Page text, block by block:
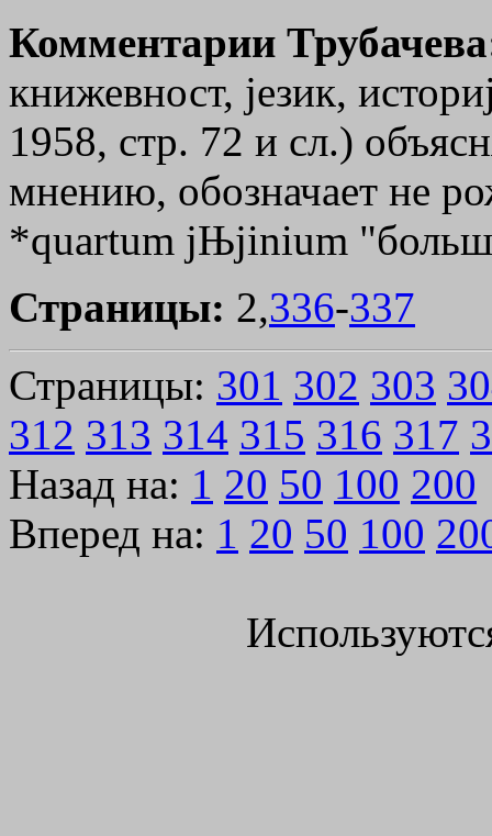
Комментарии
книжевност, jезик,
1958, стр. 72 и сл.)
мнению, обозначает не
*quartum jЊjіnium
Страницы: 2,336-337
Страницы: 301 302 303
312 313 314 315 316 317
Назад на: 1 20 50 100 200
Вперед на: 1 20 50 100